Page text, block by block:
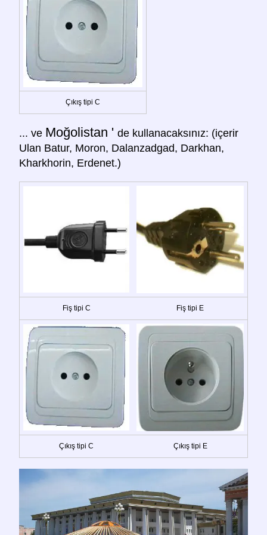
Çıkış tipi C
... ve Moğolistan ' de kullanacaksınız: (içerir
Ulan Batur, Moron, Dalanzadgad, Darkhan,
Kharkhorin, Erdenet.)
Fiş tipi C Fiş tipi E
Çıkış tipi C Çıkış tipi E